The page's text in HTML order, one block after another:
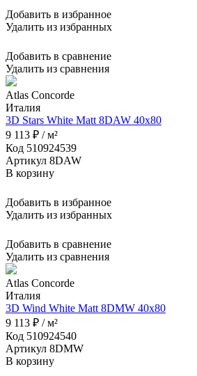
Добавить в избранное
Удалить из избранных
Добавить в сравнение
Удалить из сравнения
Atlas Concorde
Италия
3D Stars White Matt 8DAW 40x80
9 113 ₽ / м²
Код 510924539
Артикул 8DAW
В корзину
Добавить в избранное
Удалить из избранных
Добавить в сравнение
Удалить из сравнения
Atlas Concorde
Италия
3D Wind White Matt 8DMW 40x80
9 113 ₽ / м²
Код 510924540
Артикул 8DMW
В корзину